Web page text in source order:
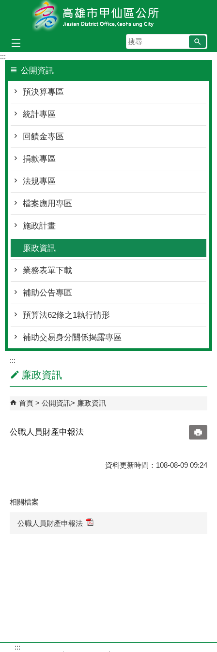
跳到主要內容區塊
搜
尋
:::
公開資訊
預決算專區
統計專區
回饋金專區
捐款專區
法規專區
檔案應用專區
施政計畫
廉政資訊
業務表單下載
補助公告專區
預算法62條之1執行情形
補助交易身分關係揭露專區
:::
廉政資訊
首頁 公開資訊 廉政資訊
公職人員財產申報法
資料更新時間：108-08-09 09:24
相關檔案
公職人員財產申報法
:::